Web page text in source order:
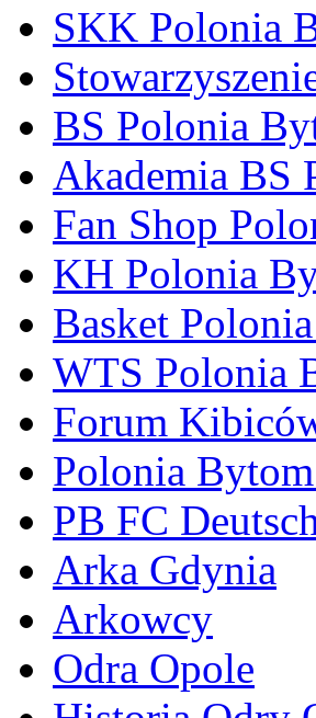
SKK Polonia
BS Polonia
Akademia BS
Fan Shop
KH Polonia
Basket
WTS Polonia
Forum
Polonia
PB FC
Arka Gdynia
Arkowcy
Odra Opole